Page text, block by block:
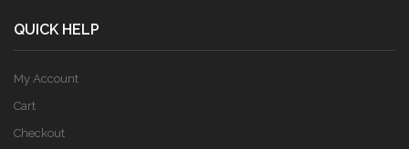
QUICK HELP
My Account
Cart
Checkout